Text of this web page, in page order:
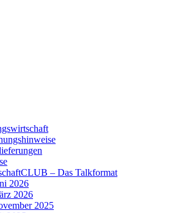
– Das Talkformat
2026
2026
2025